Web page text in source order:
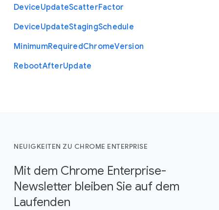
DeviceUpdateScatterFactor
DeviceUpdateStagingSchedule
MinimumRequiredChromeVersion
RebootAfterUpdate
NEUIGKEITEN ZU CHROME ENTERPRISE
Mit dem Chrome Enterprise-
Newsletter bleiben Sie auf dem
Laufenden